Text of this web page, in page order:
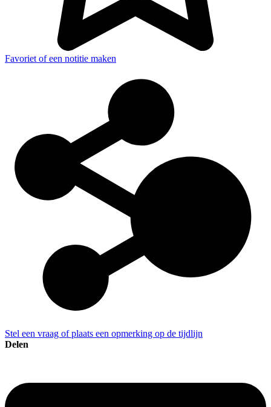
Favoriet of een notitie maken
Stel een vraag of plaats een opmerking op de tijdlijn
Delen